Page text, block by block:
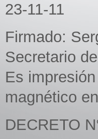
23-11-11
Firmado:
Secretario
Es
magnético
DECRETO